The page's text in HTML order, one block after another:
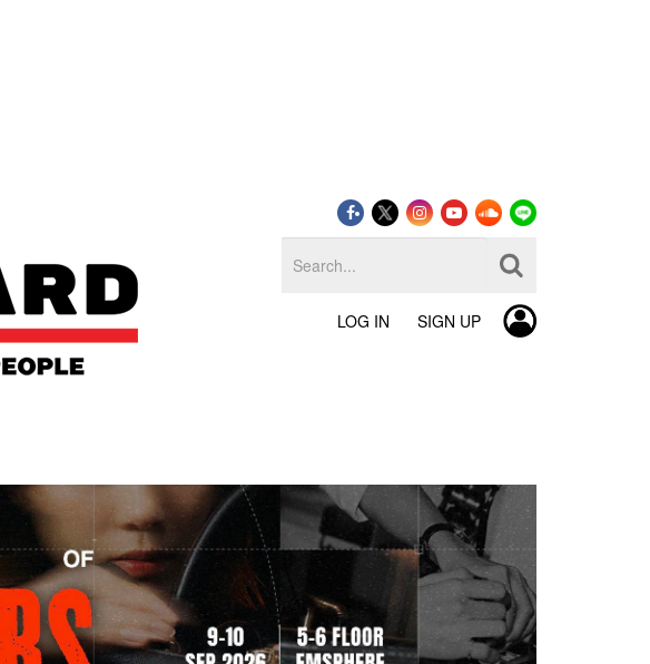
LOG IN SIGN UP